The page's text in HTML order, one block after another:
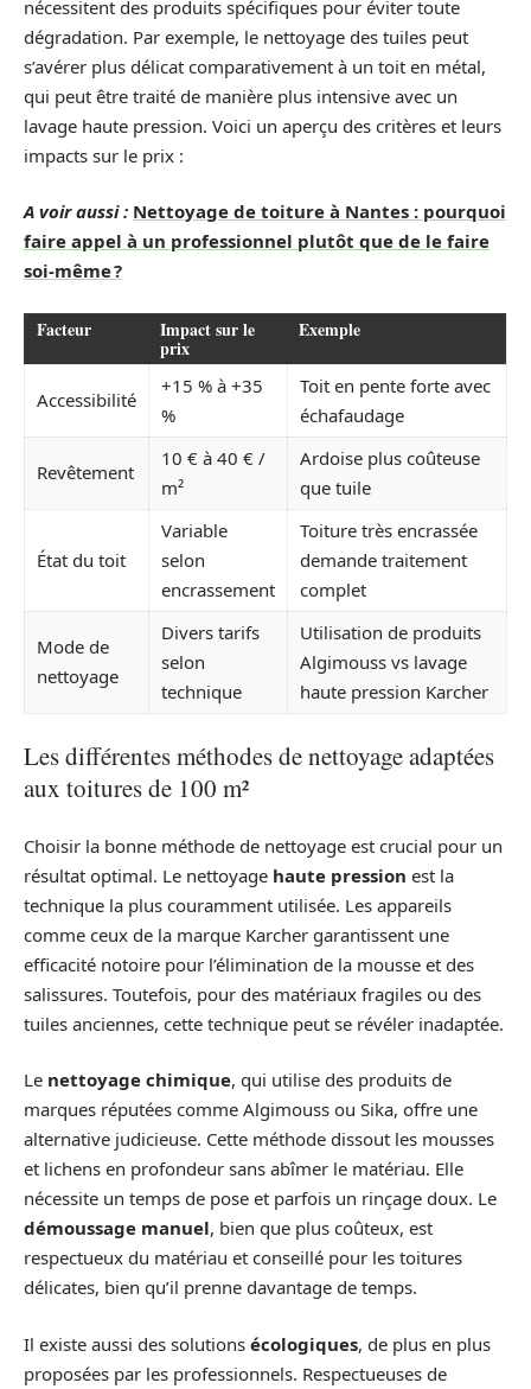
nécessitent des produits spécifiques pour éviter toute
dégradation. Par exemple, le nettoyage des tuiles peut
s’avérer plus délicat comparativement à un toit en métal,
qui peut être traité de manière plus intensive avec un
lavage haute pression. Voici un aperçu des critères et leurs
impacts sur le prix :
A voir aussi : Nettoyage de toiture à Nantes : pourquoi
faire appel à un professionnel plutôt que de le faire
soi-même ?
Facteur Impact sur le
prix
Exemple
Accessibilité
+15 % à +35
%
Toit en pente forte avec
échafaudage
Revêtement
10 € à 40 € /
m²
Ardoise plus coûteuse
que tuile
État du toit
Variable
selon
encrassement
Toiture très encrassée
demande traitement
complet
Mode de
nettoyage
Divers tarifs
selon
technique
Utilisation de produits
Algimouss vs lavage
haute pression Karcher
Les différentes méthodes de nettoyage adaptées
aux toitures de 100 m²
Choisir la bonne méthode de nettoyage est crucial pour un
résultat optimal. Le nettoyage haute pression est la
technique la plus couramment utilisée. Les appareils
comme ceux de la marque Karcher garantissent une
efficacité notoire pour l’élimination de la mousse et des
salissures. Toutefois, pour des matériaux fragiles ou des
tuiles anciennes, cette technique peut se révéler inadaptée.
Le nettoyage chimique, qui utilise des produits de
marques réputées comme Algimouss ou Sika, offre une
alternative judicieuse. Cette méthode dissout les mousses
et lichens en profondeur sans abîmer le matériau. Elle
nécessite un temps de pose et parfois un rinçage doux. Le
démoussage manuel, bien que plus coûteux, est
respectueux du matériau et conseillé pour les toitures
délicates, bien qu’il prenne davantage de temps.
Il existe aussi des solutions écologiques, de plus en plus
proposées par les professionnels. Respectueuses de